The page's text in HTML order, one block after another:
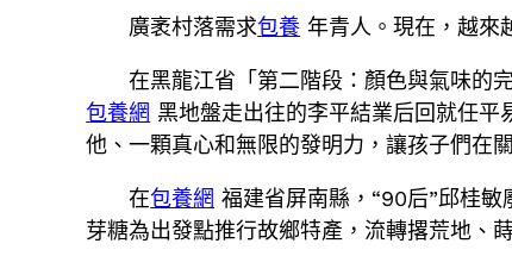
廣袤村落需求包養 年青人。現在，越來
在黑龍江省「第二階段：顏色與氣味的
包養網 黑地盤走出往的李平結業后回就任平
他、一顆真心和無限的發明力，讓孩子們在
在包養網 福建省屏南縣，“90后”邱桂
芽糖為出發點推行故鄉特產，流轉撂荒地、